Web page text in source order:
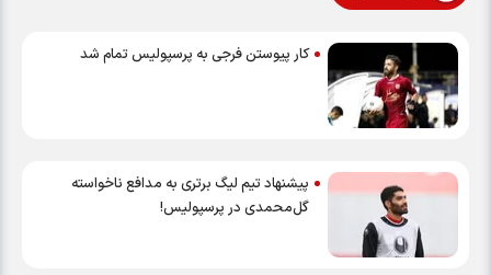
کار پیوستن فرجی به پرسپولیس تمام شد
پیشنهاد تیم لیگ برتری به مدافع ناخواسته
گل‌محمدی در پرسپولیس!